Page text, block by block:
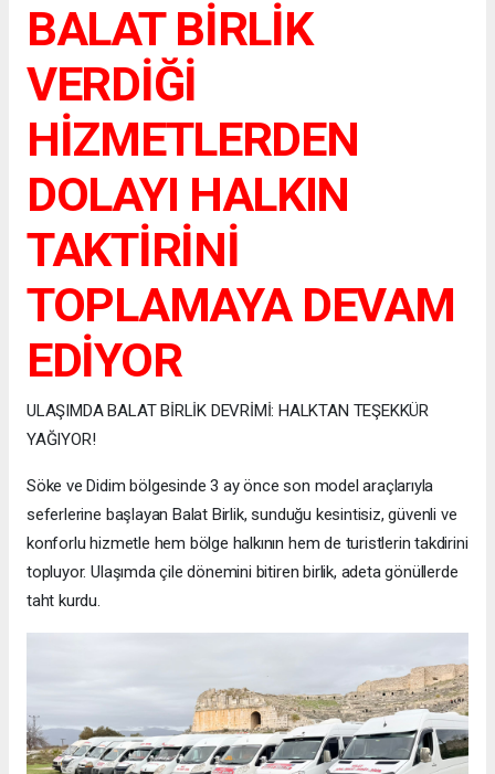
BALAT BİRLİK
VERDİĞİ
HİZMETLERDEN
DOLAYI HALKIN
TAKTİRİNİ
TOPLAMAYA DEVAM
EDİYOR
ULAŞIMDA BALAT BİRLİK DEVRİMİ: HALKTAN TEŞEKKÜR
YAĞIYOR!
​Söke ve Didim bölgesinde 3 ay önce son model araçlarıyla
seferlerine başlayan Balat Birlik, sunduğu kesintisiz, güvenli ve
konforlu hizmetle hem bölge halkının hem de turistlerin takdirini
topluyor. Ulaşımda çile dönemini bitiren birlik, adeta gönüllerde
taht kurdu.